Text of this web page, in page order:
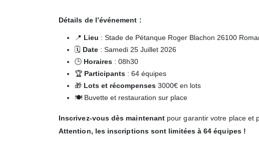
Détails de l’événement :
📍 Lieu : Stade de Pétanque Roger Blachon 26100
🗓️ Date : Samedi 25 Juillet 2026
🕒 Horaires : 08h30
🏆 Participants : 64 équipes
🎁 Lots et récompenses 3000€ en lots
🍽️ Buvette et restauration sur place
Inscrivez-vous dès maintenant pour garantir votre place et
Attention, les inscriptions sont limitées à 64 équipes !